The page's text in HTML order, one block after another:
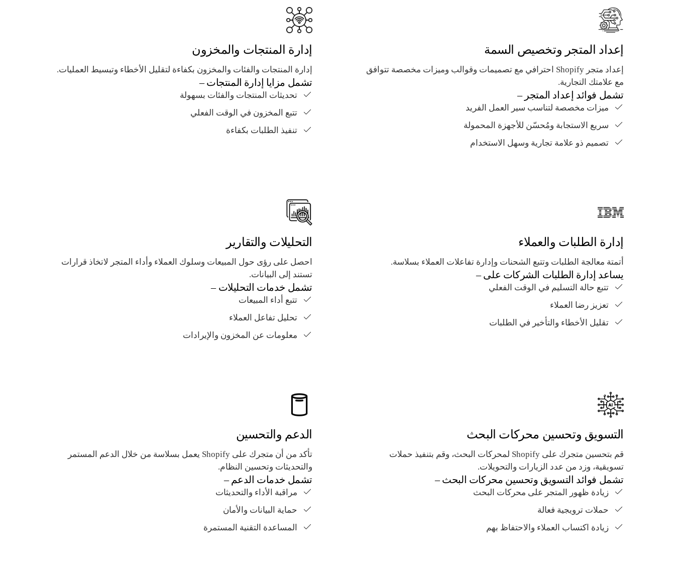
إعداد المتجر وتخصيص السمة
إعداد متجر Shopify احترافي مع تصميمات وقوالب وميزات مخصصة تتوافق
مع علامتك التجارية.
تشمل فوائد إعداد المتجر –
ميزات مخصصة لتناسب سير العمل الفريد
سريع الاستجابة ومُحسّن للأجهزة المحمولة
تصميم ذو علامة تجارية وسهل الاستخدام
إدارة المنتجات والمخزون
إدارة المنتجات والفئات والمخزون بكفاءة لتقليل الأخطاء وتبسيط العمليات.
تشمل مزايا إدارة المنتجات –
تحديثات المنتجات والفئات بسهولة
تتبع المخزون في الوقت الفعلي
تنفيذ الطلبات بكفاءة
إدارة الطلبات والعملاء
أتمتة معالجة الطلبات وتتبع الشحنات وإدارة تفاعلات العملاء بسلاسة.
يساعد إدارة الطلبات الشركات على –
تتبع حالة التسليم في الوقت الفعلي
تعزيز رضا العملاء
تقليل الأخطاء والتأخير في الطلبات
التحليلات والتقارير
احصل على رؤى حول المبيعات وسلوك العملاء وأداء المتجر لاتخاذ قرارات
تستند إلى البيانات.
تشمل خدمات التحليلات –
تتبع أداء المبيعات
تحليل تفاعل العملاء
معلومات عن المخزون والإيرادات
التسويق وتحسين محركات البحث
قم بتحسين متجرك على Shopify لمحركات البحث، وقم بتنفيذ حملات
تسويقية، وزد من عدد الزيارات والتحويلات.
تشمل فوائد التسويق وتحسين محركات البحث –
زيادة ظهور المتجر على محركات البحث
حملات ترويجية فعالة
زيادة اكتساب العملاء والاحتفاظ بهم
الدعم والتحسين
تأكد من أن متجرك على Shopify يعمل بسلاسة من خلال الدعم المستمر
والتحديثات وتحسين النظام.
تشمل خدمات الدعم –
مراقبة الأداء والتحديثات
حماية البيانات والأمان
المساعدة التقنية المستمرة